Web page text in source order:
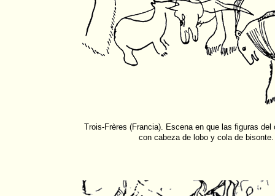
Trois-Frères (Francia). Escena en que las figuras
con cabeza de lobo y cola de